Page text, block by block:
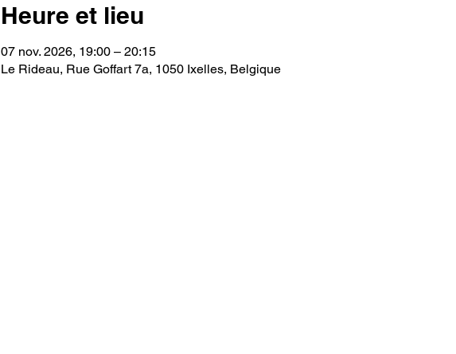
Heure et lieu
07 nov. 2026, 19:00 – 20:15
Le Rideau, Rue Goffart 7a, 1050 Ixelles, Belgique